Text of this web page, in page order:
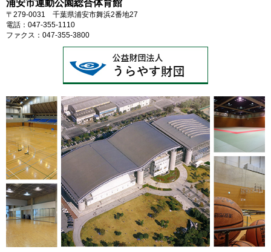
浦安市運動公園総合体育館
〒279-0031 千葉県浦安市舞浜2番地27
電話：047-355-1110
ファクス：047-355-3800